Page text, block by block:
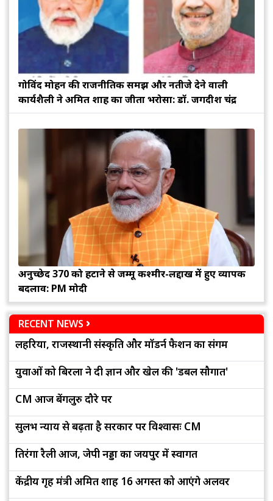
गोविंद मोहन की राजनीतिक समझ और नतीजे देने वाली
कार्यशैली ने अमित शाह का जीता भरोसा: डॉ. जगदीश चंद्र
अनुच्छेद 370 को हटाने से जम्मू कश्मीर-लद्दाख में हुए व्यापक
बदलाव: PM मोदी
RECENT NEWS
लहरिया, राजस्थानी संस्कृति और मॉडर्न फैशन का संगम
युवाओं को बिरला ने दी ज्ञान और खेल की 'डबल सौगात'
CM आज बेंगलुरु दौरे पर
सुलभ न्याय से बढ़ता है सरकार पर विश्वासः CM
तिरंगा रैली आज, जेपी नड्डा का जयपुर में स्वागत
केंद्रीय गृह मंत्री अमित शाह 16 अगस्त को आएंगे अलवर